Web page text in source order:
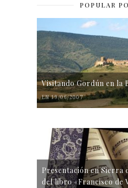
POPULAR
Visitando Gordún en la
EN 19/06/2007
Presentación en Sierra
del libro «Francisco de